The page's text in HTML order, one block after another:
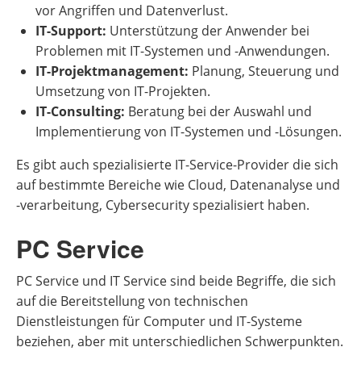
vor Angriffen und Datenverlust.
IT-Support: Unterstützung der Anwender bei
Problemen mit IT-Systemen und -Anwendungen.
IT-Projektmanagement: Planung, Steuerung und
Umsetzung von IT-Projekten.
IT-Consulting: Beratung bei der Auswahl und
Implementierung von IT-Systemen und -Lösungen.
Es gibt auch spezialisierte IT-Service-Provider die sich
auf bestimmte Bereiche wie Cloud, Datenanalyse und
-verarbeitung, Cybersecurity spezialisiert haben.
PC Service
PC Service und IT Service sind beide Begriffe, die sich
auf die Bereitstellung von technischen
Dienstleistungen für Computer und IT-Systeme
beziehen, aber mit unterschiedlichen Schwerpunkten.